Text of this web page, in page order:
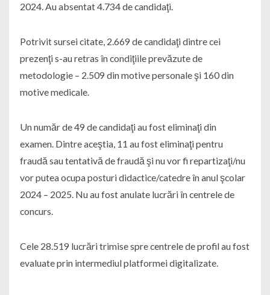
2024. Au absentat 4.734 de candidaţi.
Potrivit sursei citate, 2.669 de candidaţi dintre cei
prezenţi s-au retras în condiţiile prevăzute de
metodologie – 2.509 din motive personale şi 160 din
motive medicale.
Un număr de 49 de candidaţi au fost eliminaţi din
examen. Dintre aceştia, 11 au fost eliminaţi pentru
fraudă sau tentativă de fraudă şi nu vor fi repartizaţi/nu
vor putea ocupa posturi didactice/catedre în anul şcolar
2024 – 2025. Nu au fost anulate lucrări în centrele de
concurs.
Cele 28.519 lucrări trimise spre centrele de profil au fost
evaluate prin intermediul platformei digitalizate.